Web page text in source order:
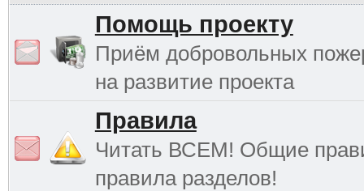
Помощь проекту
Приём добровольных
на развитие проекта
Правила
Читать ВСЕМ! Общие
правила разделов!